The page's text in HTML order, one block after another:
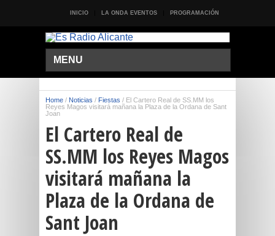
INICIO LA ONDA EVENTOS PROGRAMACIÓN
MENU
Home / Noticias / Fiestas / El Cartero Real de SS.MM los
Reyes Magos visitará mañana la Plaza de la Ordana de Sant
Joan
El Cartero Real de
SS.MM los Reyes Magos
visitará mañana la
Plaza de la Ordana de
Sant Joan